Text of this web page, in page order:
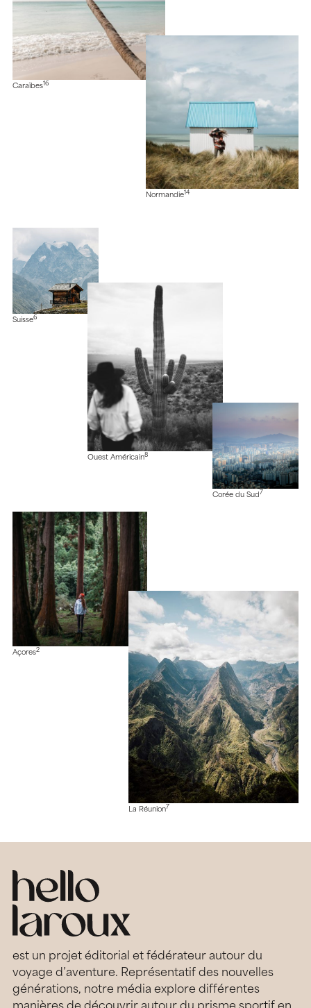
Caraïbes16
Normandie14
Suisse6
Ouest Américain8
Corée du Sud 7
Açores2
La Réunion7
est un projet éditorial et fédérateur autour du
voyage d’aventure. Représentatif des nouvelles
générations, notre média explore différentes